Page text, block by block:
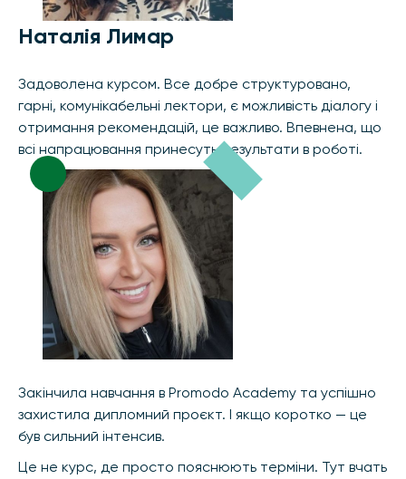
Наталія Лимар
Задоволена курсом. Все добре структуровано,
гарні, комунікабельні лектори, є можливість діалогу і
отримання рекомендацій, це важливо. Впевнена, що
всі напрацювання принесуть результати в роботі.
Закінчила навчання в Promodo Academy та успішно
захистила дипломний проєкт. І якщо коротко — це
був сильний інтенсив.
Це не курс, де просто пояснюють терміни. Тут вчать